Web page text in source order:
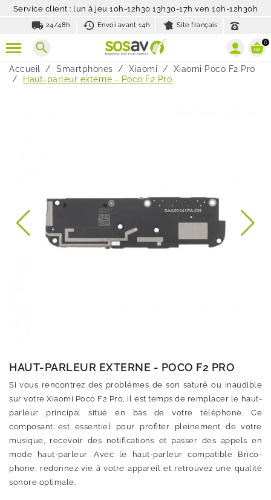
Service client : lun à jeu 10h-12h30 13h30-17h ven 10h-12h30h
local_shipping 24/48h history_toggle_off
Envoi avant 14h Site français
search 0
Accueil Smartphones Xiaomi
Xiaomi Poco F2 Pro
Haut-parleur externe - Poco F2 Pro
HAUT-PARLEUR EXTERNE - POCO F2 PRO
Si vous rencontrez des problèmes de son saturé ou inaudible
sur votre Xiaomi Poco F2 Pro, il est temps de remplacer le haut-
parleur principal situé en bas de votre téléphone. Ce
composant est essentiel pour profiter pleinement de votre
musique, recevoir des notifications et passer des appels en
mode haut-parleur. Avec le haut-parleur compatible Brico-
phone, redonnez vie à votre appareil et retrouvez une qualité
sonore optimale.